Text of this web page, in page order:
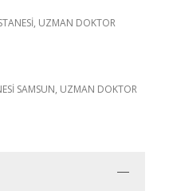
UZMAN DOKTOR
SAMSUN, UZMAN DOKTOR